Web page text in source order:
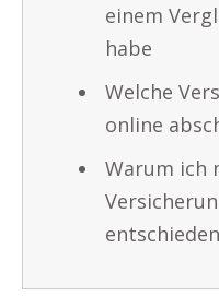
einem
habe
Welche
online
Warum ich